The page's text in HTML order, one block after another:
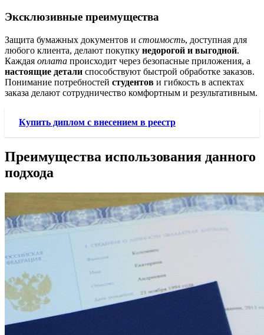
Эксклюзивные преимущества
Защита бумажных документов и стоимость, доступная для
любого клиента, делают покупку недорогой и выгодной.
Каждая оплата происходит через безопасные приложения, а
настоящие детали способствуют быстрой обработке заказов.
Понимание потребностей студентов и гибкость в аспектах
заказа делают сотрудничество комфортным и результативным.
Купить диплом с внесением в реестр
Преимущества использования данного
подхода